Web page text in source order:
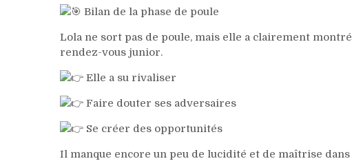
Bilan de la phase de poule
Lola ne sort pas de poule, mais elle a clairement
rendez-vous junior.
Elle a su rivaliser
Faire douter ses adversaires
Se créer des opportunités
Il manque encore un peu de lucidité et de maîtrise